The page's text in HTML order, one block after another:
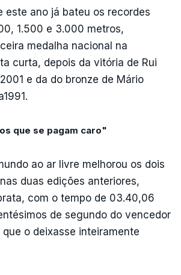
este ano já bateu os recordes
1.500 e 3.000 metros,
medalha nacional na
curta, depois da vitória de Rui
e da do bronze de Mário
que se pagam caro"
ao ar livre melhorou os dois
duas edições anteriores,
com o tempo de 03.40,06
de segundo do vencedor
o deixasse inteiramente